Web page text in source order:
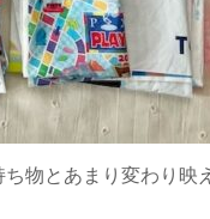
物とあまり変わり映